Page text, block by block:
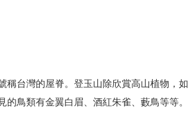
稱台灣的屋脊。登玉山除欣賞高山植物，
鳥類有金翼白眉、酒紅朱雀、藪鳥等等。